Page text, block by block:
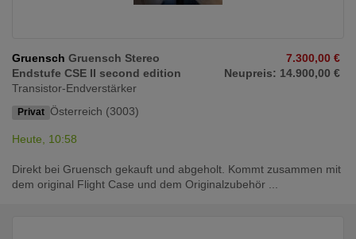
Gruensch Gruensch Stereo
Endstufe CSE II second edition
Transistor-Endverstärker
Privat Österreich (3003)
7.300,00 €
Neupreis: 14.900,00 €
Heute, 10:58
Direkt bei Gruensch gekauft und abgeholt. Kommt zusammen mit
dem original Flight Case und dem Originalzubehör ...